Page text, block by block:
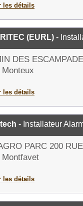
les détails
(EURL) -
DES
Monteux
les détails
- Installateur
PARC 200
Montfavet
les détails